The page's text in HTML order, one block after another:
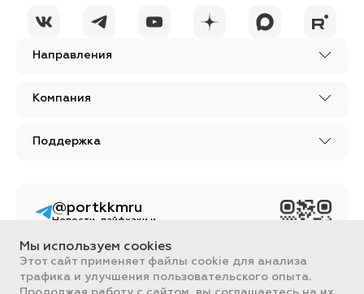
конфиденциальности
КОММЕНТАРИЙ
Направления
Компания
Поддержка
Вся информация, размещенная на сайте, носит ознакомительный
характер и не является публичной офертой, определяемой
@portkkmru
Новости, лайфхаки и
контент PORT - бизнес
портал
Мы используем cookies
Этот сайт применяет файлы cookie для анализа
трафика и улучшения пользовательского опыта.